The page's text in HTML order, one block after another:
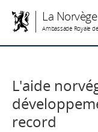
La
Ambassade Royale
L'aide
record